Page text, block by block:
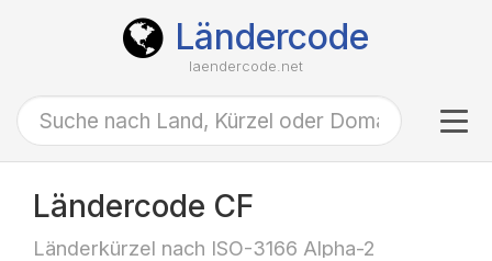
Ländercode
laendercode.net
Ländercode CF
Länderkürzel nach ISO-3166 Alpha-2